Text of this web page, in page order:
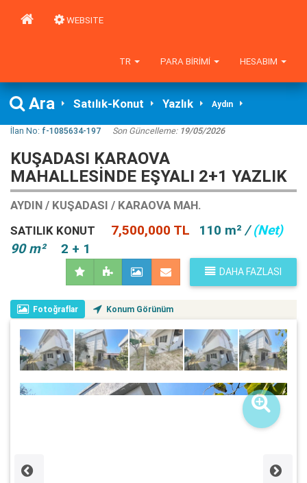
WEBSITE
HESABIM
PARA BIRIMI
TR
Ara Satılık-Konut Yazlık Aydın
İlan No: f-1085634-197 Son Güncelleme: 19/05/2026
KUŞADASI KARAOVA
MAHALLESİNDE EŞYALI 2+1 YAZLIK
AYDIN / KUŞADASI / KARAOVA MAH.
SATILIK KONUT
7,500,000 TL 110 m² /(Net)
90 m²
2 + 1
DAHA FAZLASI
Fotoğraflar Konum Görünüm